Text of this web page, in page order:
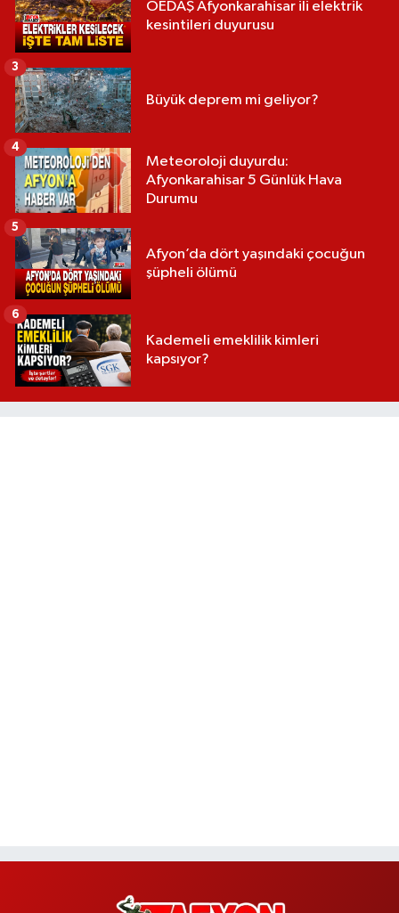
OEDAŞ Afyonkarahisar ili elektrik
kesintileri duyurusu
Büyük deprem mi geliyor?
3
Meteoroloji duyurdu:
Afyonkarahisar 5 Günlük Hava
Durumu
4
Afyon’da dört yaşındaki çocuğun
şüpheli ölümü
5
Kademeli emeklilik kimleri
kapsıyor?
6